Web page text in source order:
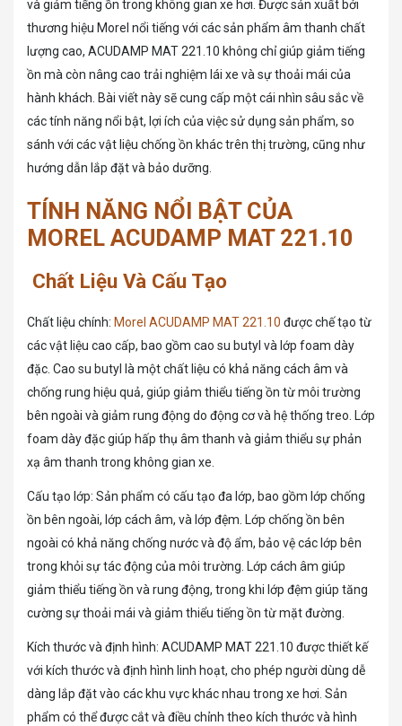
và giảm tiếng ồn trong không gian xe hơi. Được sản xuất bởi
thương hiệu Morel nổi tiếng với các sản phẩm âm thanh chất
lượng cao, ACUDAMP MAT 221.10 không chỉ giúp giảm tiếng
ồn mà còn nâng cao trải nghiệm lái xe và sự thoải mái của
hành khách. Bài viết này sẽ cung cấp một cái nhìn sâu sắc về
các tính năng nổi bật, lợi ích của việc sử dụng sản phẩm, so
sánh với các vật liệu chống ồn khác trên thị trường, cũng như
hướng dẫn lắp đặt và bảo dưỡng.
TÍNH NĂNG NỔI BẬT CỦA
MOREL ACUDAMP MAT 221.10
Chất Liệu Và Cấu Tạo
Chất liệu chính: Morel ACUDAMP MAT 221.10 được chế tạo từ
các vật liệu cao cấp, bao gồm cao su butyl và lớp foam dày
đặc. Cao su butyl là một chất liệu có khả năng cách âm và
chống rung hiệu quả, giúp giảm thiểu tiếng ồn từ môi trường
bên ngoài và giảm rung động do động cơ và hệ thống treo. Lớp
foam dày đặc giúp hấp thụ âm thanh và giảm thiểu sự phản
xạ âm thanh trong không gian xe.
Cấu tạo lớp: Sản phẩm có cấu tạo đa lớp, bao gồm lớp chống
ồn bên ngoài, lớp cách âm, và lớp đệm. Lớp chống ồn bên
ngoài có khả năng chống nước và độ ẩm, bảo vệ các lớp bên
trong khỏi sự tác động của môi trường. Lớp cách âm giúp
giảm thiểu tiếng ồn và rung động, trong khi lớp đệm giúp tăng
cường sự thoải mái và giảm thiểu tiếng ồn từ mặt đường.
Kích thước và định hình: ACUDAMP MAT 221.10 được thiết kế
với kích thước và định hình linh hoạt, cho phép người dùng dễ
dàng lắp đặt vào các khu vực khác nhau trong xe hơi. Sản
phẩm có thể được cắt và điều chỉnh theo kích thước và hình